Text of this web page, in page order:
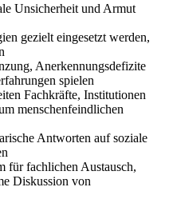
Unsicherheit und Armut
gezielt eingesetzt werden,
Anerkennungsdefizite
spielen
Fachkräfte, Institutionen
menschenfeindlichen
Antworten auf soziale
für fachlichen Austausch,
Diskussion von